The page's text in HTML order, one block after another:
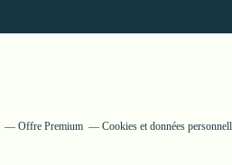
Offre Premium Cookies et données